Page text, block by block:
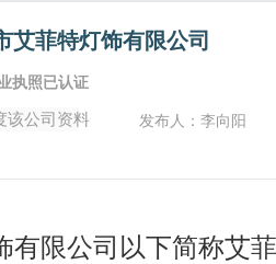
艾菲特灯饰有限公司
执照已认证
该公司资料 发布人：李向阳
有限公司以下简称艾